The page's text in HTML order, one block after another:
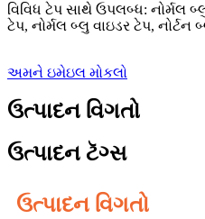
વિવિધ ટેપ સાથે ઉપલબ્ધ: નોર્મલ
ટેપ, નોર્મલ બ્લુ વાઇડર ટેપ, નોર્ટન
અમને ઇમેઇલ મોકલો
ઉત્પાદન વિગતો
ઉત્પાદન ટૅગ્સ
ઉત્પાદન વિગતો